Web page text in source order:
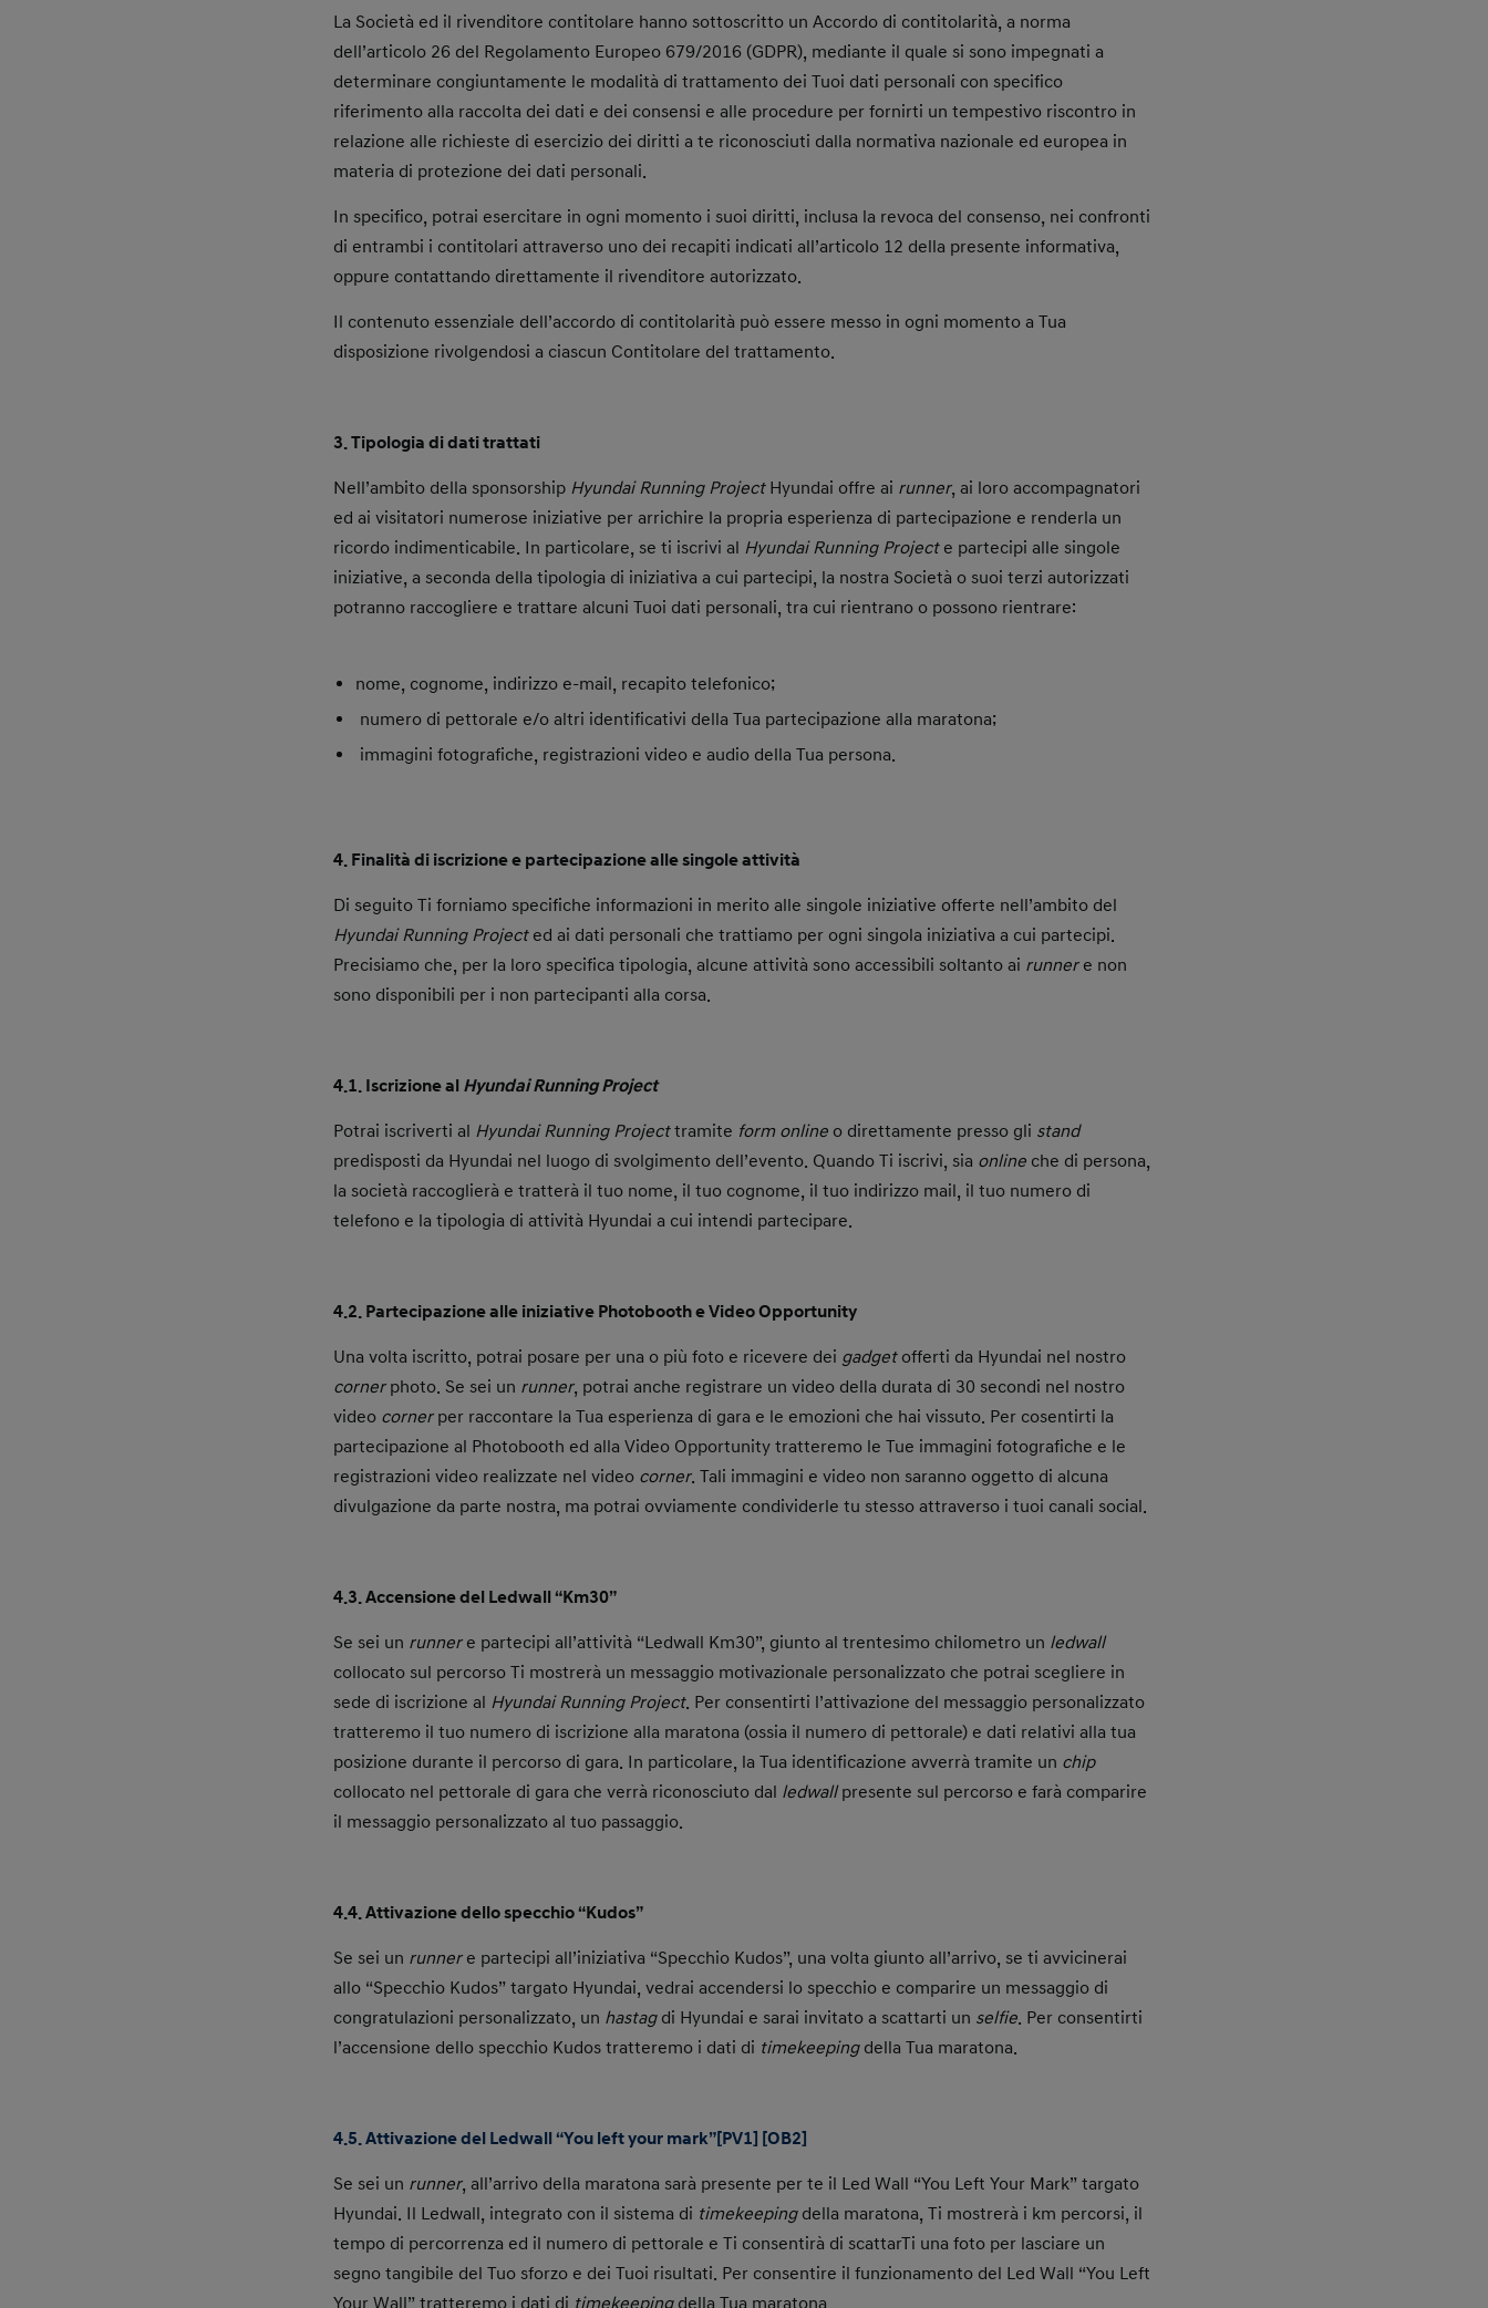
La Società ed il rivenditore contitolare hanno sottoscritto un Accordo di contitolarità, a norma
dell’articolo 26 del Regolamento Europeo 679/2016 (GDPR), mediante il quale si sono impegnati a
determinare congiuntamente le modalità di trattamento dei Tuoi dati personali con specifico
riferimento alla raccolta dei dati e dei consensi e alle procedure per fornirti un tempestivo riscontro in
relazione alle richieste di esercizio dei diritti a te riconosciuti dalla normativa nazionale ed europea in
materia di protezione dei dati personali.
In specifico, potrai esercitare in ogni momento i suoi diritti, inclusa la revoca del consenso, nei confronti
di entrambi i contitolari attraverso uno dei recapiti indicati all’articolo 12 della presente informativa,
oppure contattando direttamente il rivenditore autorizzato.
Il contenuto essenziale dell’accordo di contitolarità può essere messo in ogni momento a Tua
disposizione rivolgendosi a ciascun Contitolare del trattamento.
3. Tipologia di dati trattati
Nell’ambito della sponsorship Hyundai Running Project Hyundai offre ai runner, ai loro accompagnatori
ed ai visitatori numerose iniziative per arrichire la propria esperienza di partecipazione e renderla un
ricordo indimenticabile. In particolare, se ti iscrivi al Hyundai Running Project e partecipi alle singole
iniziative, a seconda della tipologia di iniziativa a cui partecipi, la nostra Società o suoi terzi autorizzati
potranno raccogliere e trattare alcuni Tuoi dati personali, tra cui rientrano o possono rientrare:
nome, cognome, indirizzo e-mail, recapito telefonico;
numero di pettorale e/o altri identificativi della Tua partecipazione alla maratona;
immagini fotografiche, registrazioni video e audio della Tua persona.
4. Finalità di iscrizione e partecipazione alle singole attività
Di seguito Ti forniamo specifiche informazioni in merito alle singole iniziative offerte nell’ambito del
Hyundai Running Project ed ai dati personali che trattiamo per ogni singola iniziativa a cui partecipi.
Precisiamo che, per la loro specifica tipologia, alcune attività sono accessibili soltanto ai runnere non
sono disponibili per i non partecipanti alla corsa.
4.1. Iscrizione al Hyundai Running Project
Potrai iscriverti al Hyundai Running Projecttramite form online o direttamente presso gli stand
predisposti da Hyundai nel luogo di svolgimento dell’evento. Quando Ti iscrivi, sia online che di persona,
la società raccoglierà e tratterà il tuo nome, il tuo cognome, il tuo indirizzo mail, il tuo numero di
telefono e la tipologia di attività Hyundai a cui intendi partecipare.
4.2. Partecipazione alle iniziative Photobooth e Video Opportunity
Una volta iscritto, potrai posare per una o più foto e ricevere dei gadget offerti da Hyundai nel nostro
corner photo. Se sei un runner, potrai anche registrare un video della durata di 30 secondi nel nostro
video cornerper raccontare la Tua esperienza di gara e le emozioni che hai vissuto. Per cosentirti la
partecipazione al Photobooth ed alla Video Opportunity tratteremo le Tue immagini fotografiche e le
registrazioni video realizzate nel video corner. Tali immagini e video non saranno oggetto di alcuna
divulgazione da parte nostra, ma potrai ovviamente condividerle tu stesso attraverso i tuoi canali social.
4.3. Accensione del Ledwall “Km30”
Se sei un runner e partecipi all’attività “Ledwall Km30”, giunto al trentesimo chilometro un ledwall
collocato sul percorso Ti mostrerà un messaggio motivazionale personalizzato che potrai scegliere in
sede di iscrizione al Hyundai Running Project. Per consentirti l’attivazione del messaggio personalizzato
tratteremo il tuo numero di iscrizione alla maratona (ossia il numero di pettorale) e dati relativi alla tua
posizione durante il percorso di gara. In particolare, la Tua identificazione avverrà tramite un chip
collocato nel pettorale di gara che verrà riconosciuto dal ledwallpresente sul percorso e farà comparire
il messaggio personalizzato al tuo passaggio.
4.4. Attivazione dello specchio “Kudos”
Se sei un runnere partecipi all’iniziativa “Specchio Kudos”, una volta giunto all’arrivo, se ti avvicinerai
allo “Specchio Kudos” targato Hyundai, vedrai accendersi lo specchio e comparire un messaggio di
congratulazioni personalizzato, un hastag di Hyundai e sarai invitato a scattarti un selfie. Per consentirti
l’accensione dello specchio Kudos tratteremo i dati di timekeepingdella Tua maratona.
4.5. Attivazione del Ledwall “You left your mark”[PV1] [OB2]
Se sei un runner, all’arrivo della maratona sarà presente per te il Led Wall “You Left Your Mark” targato
Hyundai. Il Ledwall, integrato con il sistema di timekeeping della maratona, Ti mostrerà i km percorsi, il
tempo di percorrenza ed il numero di pettorale e Ti consentirà di scattarTi una foto per lasciare un
segno tangibile del Tuo sforzo e dei Tuoi risultati. Per consentire il funzionamento del Led Wall “You Left
Your Wall” tratteremo i dati di timekeeping della Tua maratona.